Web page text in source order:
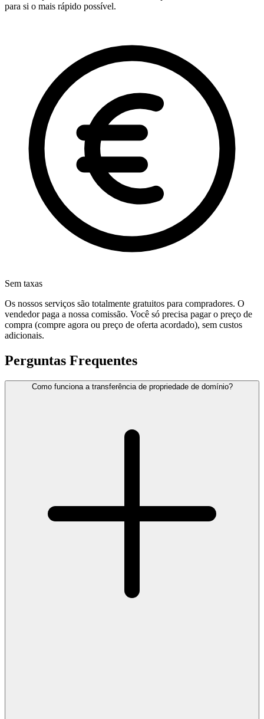
para si o mais rápido possível.
Sem taxas
Os nossos serviços são totalmente gratuitos para compradores. O
vendedor paga a nossa comissão. Você só precisa pagar o preço de
compra (compre agora ou preço de oferta acordado), sem custos
adicionais.
Perguntas Frequentes
Como funciona a transferência de propriedade de domínio?